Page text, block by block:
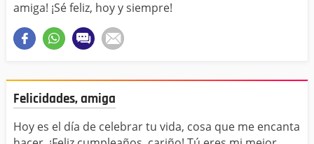
amiga! ¡Sé feliz, hoy y siempre!
Felicidades, amiga
Hoy es el día de celebrar tu vida, cosa que me encanta